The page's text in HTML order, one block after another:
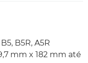
B5R, A5R
mm x 182 mm até